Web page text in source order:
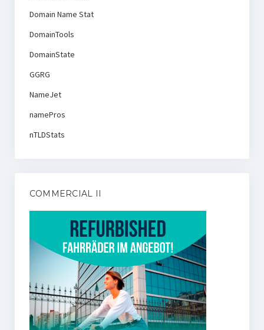
Domain Name Stat
DomainTools
DomainState
GGRG
NameJet
namePros
nTLDStats
COMMERCIAL II